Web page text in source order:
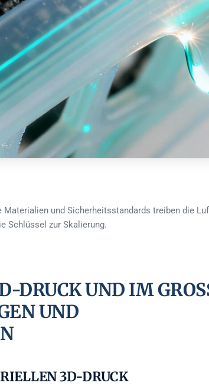
und Sicherheitsstandards treiben die
Schlüssel zur Skalierung.
UND IM
UND IM
3D-DRUCK